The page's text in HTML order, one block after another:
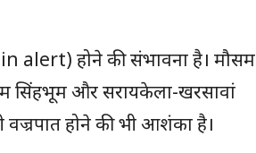
alert) होने की संभावना है। मौसम
सिंहभूम और सरायकेला-खरसावां
होने की भी आशंका है।